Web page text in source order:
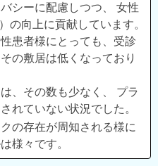
シーに配慮しつつ、 女性
の向上に貢献しています。
患者様にとっても、受診
の敷居は低くなっており
、その数も少なく、 プラ
れていない状況でした。
の存在が周知される様に
様々です。